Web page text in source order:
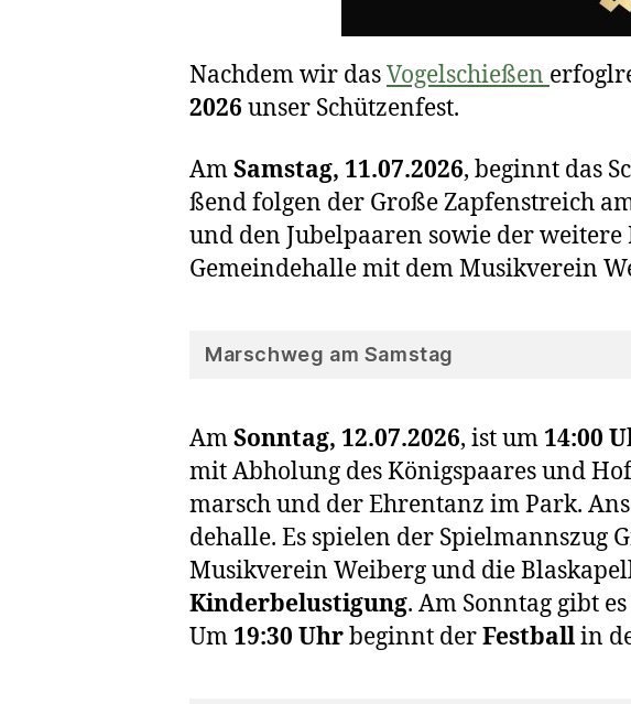
Nach­dem wir dasVogel­schie­ßen
2026 unser Schützenfest.
AmSams­tag, 11.07.2026, beginnt das
ßend fol­gen der Gro­ße Zap­fen­streich
und den Jubel­paa­ren sowie der wei­te­re
Gemein­de­hal­le mit dem Musik­ver­ein
Marschweg am Samstag
AmSonn­tag, 12.07.2026, ist um 14:00
mit Abho­lung des Königs­paa­res und
marsch und der Ehren­tanz im Park.
de­hal­le. Es spie­len der Spiel­manns­zug
Musik­ver­ein Wei­berg und die
Kin­der­be­lus­ti­gung. Am Sonn­tag gibt
Um 19:30 Uhrbeginnt derFest­ballin